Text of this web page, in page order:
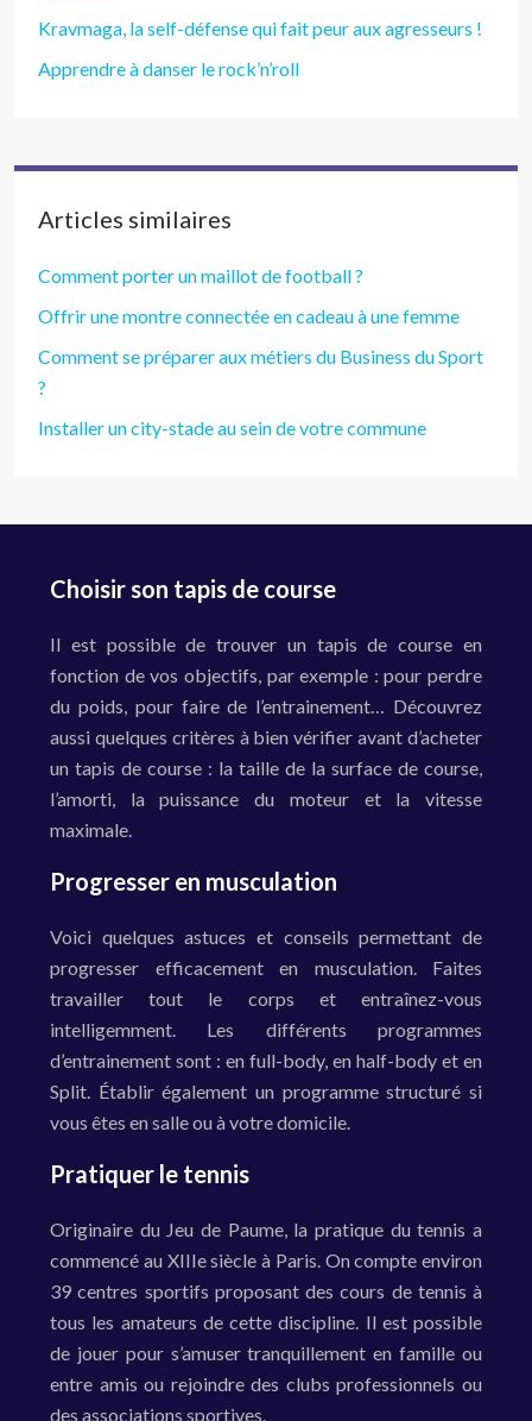
Kravmaga, la self-défense qui fait peur aux agresseurs !
Apprendre à danser le rock’n’roll
Articles similaires
Comment porter un maillot de football ?
Offrir une montre connectée en cadeau à une femme
Comment se préparer aux métiers du Business du Sport
?
Installer un city-stade au sein de votre commune
Choisir son tapis de course
Il est possible de trouver un tapis de course en
fonction de vos objectifs, par exemple : pour perdre
du poids, pour faire de l’entrainement… Découvrez
aussi quelques critères à bien vérifier avant d’acheter
un tapis de course : la taille de la surface de course,
l’amorti, la puissance du moteur et la vitesse
maximale.
Progresser en musculation
Voici quelques astuces et conseils permettant de
progresser efficacement en musculation. Faites
travailler tout le corps et entraînez-vous
intelligemment. Les différents programmes
d’entrainement sont : en full-body, en half-body et en
Split. Établir également un programme structuré si
vous êtes en salle ou à votre domicile.
Pratiquer le tennis
Originaire du Jeu de Paume, la pratique du tennis a
commencé au XIIIe siècle à Paris. On compte environ
39 centres sportifs proposant des cours de tennis à
tous les amateurs de cette discipline. Il est possible
de jouer pour s’amuser tranquillement en famille ou
entre amis ou rejoindre des clubs professionnels ou
des associations sportives.